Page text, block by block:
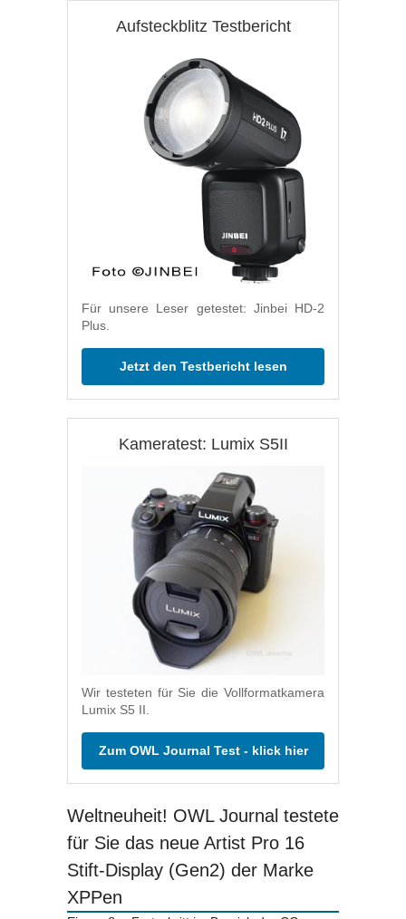
Aufsteckblitz Testbericht
Für unsere Leser getestet: Jinbei HD-2
Plus.
Jetzt den Testbericht lesen
Kameratest: Lumix S5II
Wir testeten für Sie die Vollformatkamera
Lumix S5 II.
Zum OWL Journal Test - klick hier
Weltneuheit! OWL Journal testete
für Sie das neue Artist Pro 16
Stift-Display (Gen2) der Marke
XPPen